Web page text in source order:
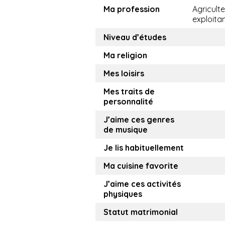
Ma profession
Niveau d’études
Ma religion
Mes loisirs
Mes traits de
personnalité
J’aime ces genres
de musique
Je lis habituellement
Ma cuisine favorite
J’aime ces activités
physiques
Statut matrimonial